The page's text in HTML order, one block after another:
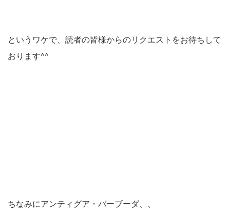
というワケで、読者の皆様からのリクエストをお待ちして
おります^^
ちなみにアンティグア・バーブーダ、、